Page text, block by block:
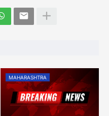
MAHARASHTRA